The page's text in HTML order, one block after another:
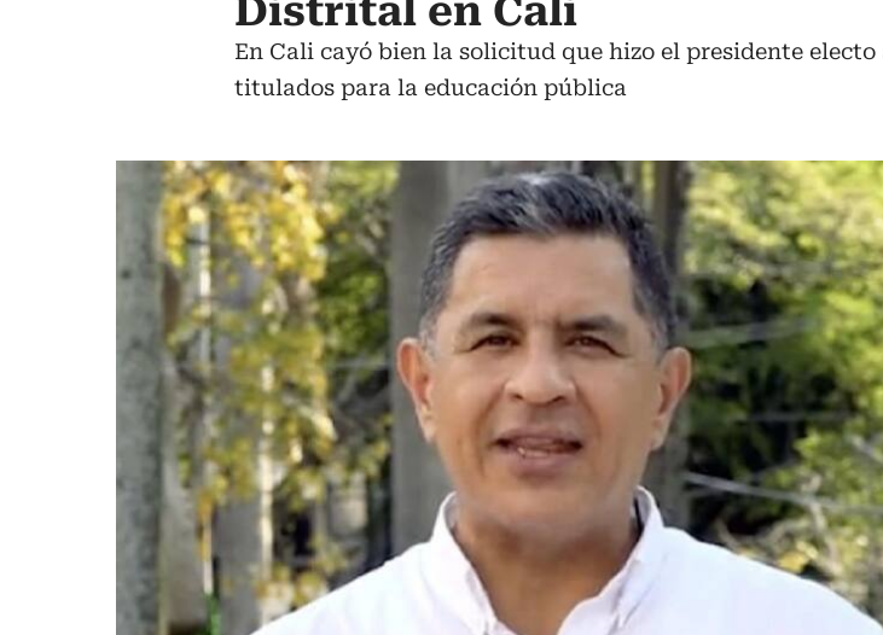
Distrital en Cali
En Cali cayó bien la solicitud que hizo el presidente
titulados para la educación pública